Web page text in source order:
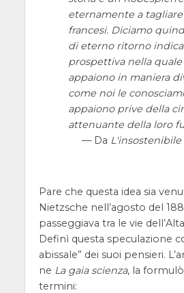
eternamente a tagliare
francesi. Diciamo
di eterno ritorno
prospettiva nella quale
appaiono in maniera
come noi le
appaiono prive della
attenuante della loro
Da L'insostenibile
Pare che questa idea sia
Nietzsche nell’agosto del
passeggiava tra le vie
Definì questa speculazione
abissale” dei suoi pensieri.
ne La gaia scienza, la
termini: